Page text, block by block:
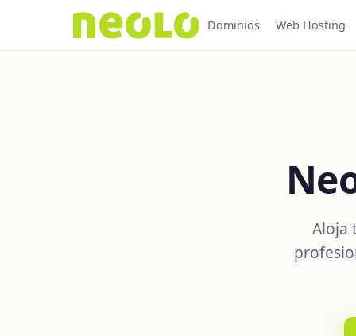
Dominios Web Hosting
Aloja